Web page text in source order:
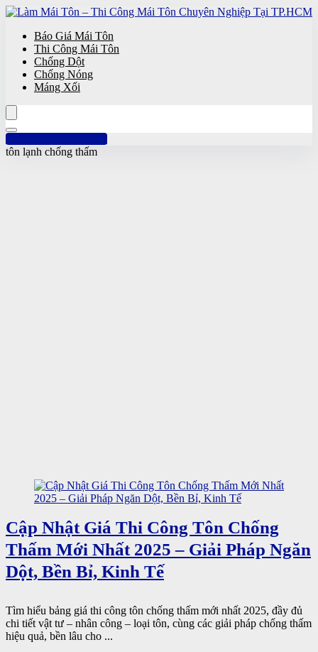
Báo Giá Mái Tôn
Thi Công Mái Tôn
Chống Dột
Chống Nóng
Máng Xối
Hotline: 0961 894 472
tôn lạnh chống thấm
Cập Nhật Giá Thi Công Tôn Chống
Thấm Mới Nhất 2025 – Giải Pháp Ngăn
Dột, Bền Bỉ, Kinh Tế
Tìm hiểu bảng giá thi công tôn chống thấm mới nhất 2025, đầy đủ
chi tiết vật tư – nhân công – loại tôn, cùng các giải pháp chống thấm
hiệu quả, bền lâu cho ...